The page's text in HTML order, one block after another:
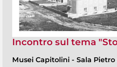
Incontro sul tema
Musei Capitolini - Sala